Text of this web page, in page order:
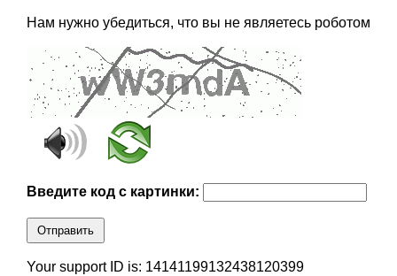
Нам нужно убедиться, что вы не являетесь роботом
Введите код с картинки:
Отправить
Your support ID is: 14141199132438120399